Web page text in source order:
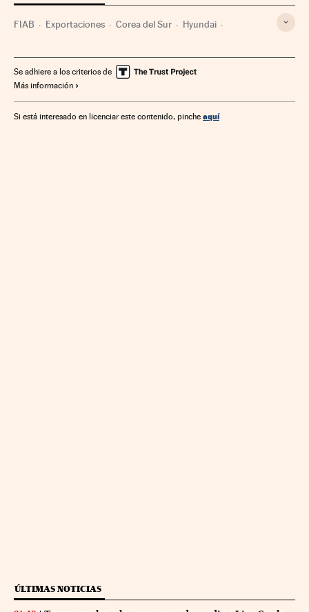
FIAB Exportaciones Corea del Sur Hyundai
Organizaciones empresariales Comercio exterior
Fabricantes automóviles Bebidas Comercio
Se adhiere a los criterios de
Más información
Si está interesado en licenciar este contenido, pinche aquí
ÚLTIMAS NOTICIAS